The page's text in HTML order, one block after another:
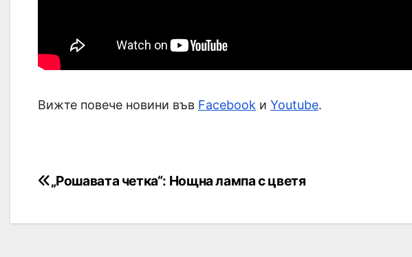
Вижте повече новини във Facebook и Youtube.
„Рошавата четка“: Нощна лампа с цветя